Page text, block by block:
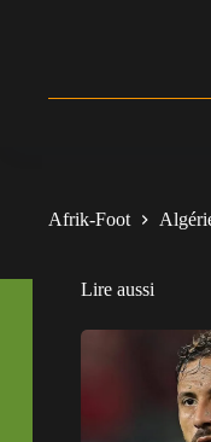
Afrik-Foot
Lire aussi